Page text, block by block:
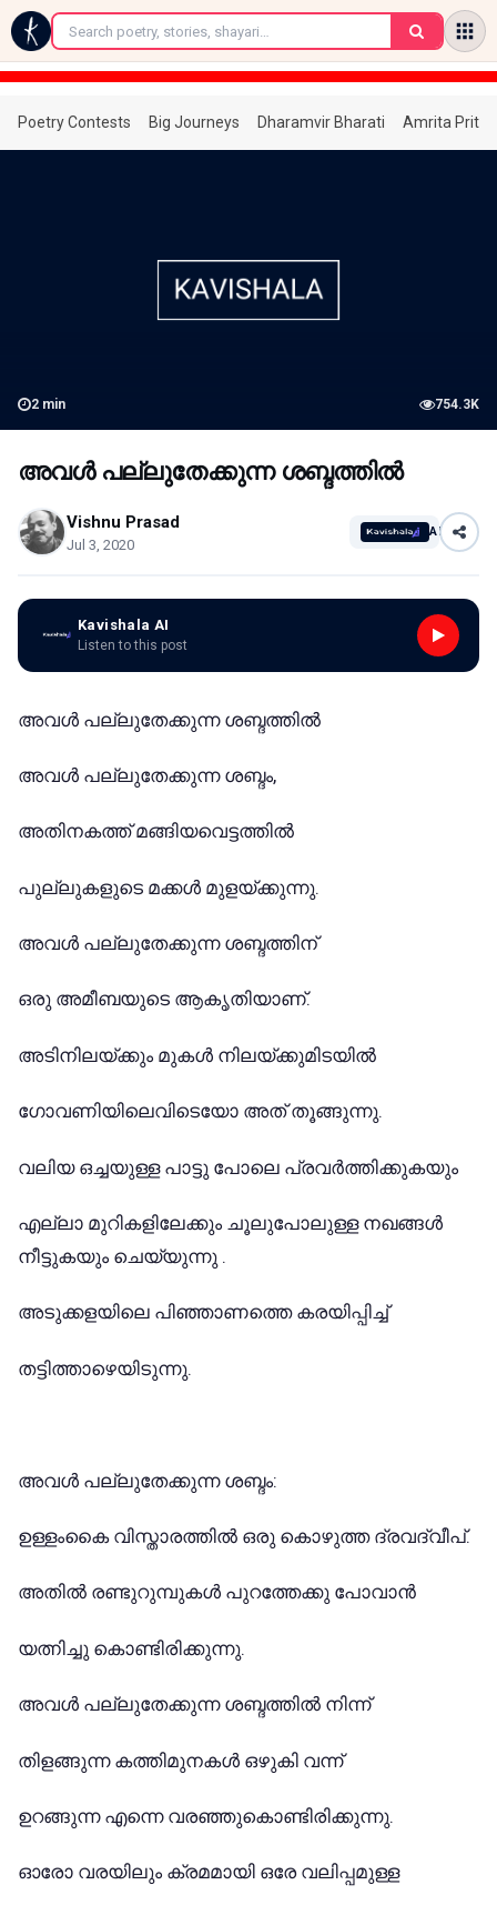
←
Poetry Contests Big Journeys Dharamvir Bharati Amrita
2 min 754.3K
അവൾ പല്ലുതേക്കുന്ന ശബ്ദത്തിൽ
Vishnu Prasad
Jul 3, 2020
AI
Kavishala AI
Listen to this post
അവൾ പല്ലുതേക്കുന്ന ശബ്ദത്തിൽ
അവൾ പല്ലുതേക്കുന്ന ശബ്ദം,
അതിനകത്ത് മങ്ങിയവെട്ടത്തിൽ
പുല്ലുകളുടെ മക്കൾ മുളയ്ക്കുന്നു.
അവൾ പല്ലുതേക്കുന്ന ശബ്ദത്തിന്
ഒരു അമീബയുടെ ആകൃതിയാണ്.
അടിനിലയ്ക്കും മുകൾ നിലയ്ക്കുമിടയിൽ
ഗോവണിയിലെവിടെയോ അത് തൂങ്ങുന്നു.
വലിയ ഒച്ചയുള്ള പാട്ടു പോലെ പ്രവർത്തിക്കുകയും
എല്ലാ മുറികളിലേക്കും ചൂലുപോലുള്ള നഖങ്ങൾ
നീട്ടുകയും ചെയ്യുന്നു .
അടുക്കളയിലെ പിഞ്ഞാണത്തെ കരയിപ്പിച്ച്
തട്ടിത്താഴെയിടുന്നു.
അവൾ പല്ലുതേക്കുന്ന ശബ്ദം:
ഉള്ളംകൈ വിസ്താരത്തിൽ ഒരു കൊഴുത്ത ദ്രവദ്വീപ്.
അതിൽ രണ്ടുറുമ്പുകൾ പുറത്തേക്കു പോവാൻ
യത്നിച്ചു കൊണ്ടിരിക്കുന്നു.
അവൾ പല്ലുതേക്കുന്ന ശബ്ദത്തിൽ നിന്ന്
തിളങ്ങുന്ന കത്തിമുനകൾ ഒഴുകി വന്ന്
ഉറങ്ങുന്ന എന്നെ വരഞ്ഞുകൊണ്ടിരിക്കുന്നു.
ഓരോ വരയിലും ക്രമമായി ഒരേ വലിപ്പമുള്ള